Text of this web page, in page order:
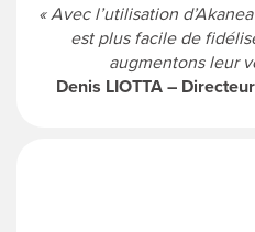
« Avec l’utilisation
est plus facile de
augmentons leur
Denis LIOTTA –